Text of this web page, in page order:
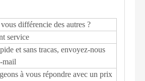
différencie des autres ?
service
et sans tracas, envoyez-nous
mail
à vous répondre avec un prix